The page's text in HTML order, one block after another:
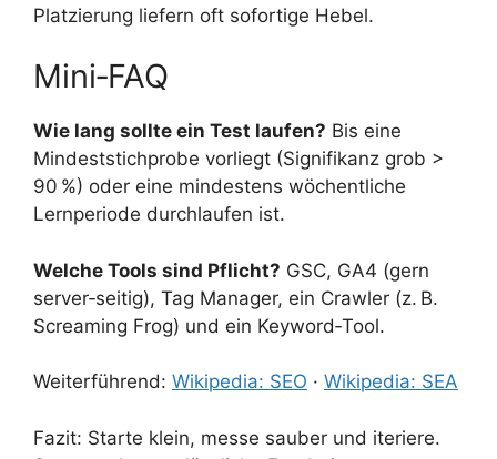
Platzierung liefern oft sofortige Hebel.
Mini‑FAQ
Wie lang sollte ein Test laufen? Bis eine
Mindeststichprobe vorliegt (Signifikanz grob >
90 %) oder eine mindestens wöchentliche
Lernperiode durchlaufen ist.
Welche Tools sind Pflicht? GSC, GA4 (gern
server‑seitig), Tag Manager, ein Crawler (z. B.
Screaming Frog) und ein Keyword‑Tool.
Weiterführend: Wikipedia: SEO · Wikipedia: SEA
Fazit: Starte klein, messe sauber und iteriere.